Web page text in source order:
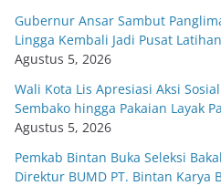
Gubernur Ansar Sambut
Lingga Kembali Jadi Pusat
Agustus 5, 2026
Wali Kota Lis Apresiasi Aksi
Sembako hingga Pakaian Layak
Agustus 5, 2026
Pemkab Bintan Buka Seleksi
Direktur BUMD PT. Bintan Karya